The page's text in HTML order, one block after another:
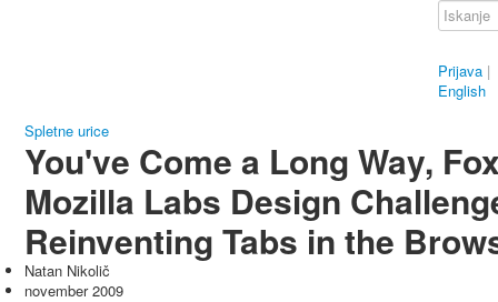
Prijava |
English
Spletne urice
You've Come a Long Way,
Mozilla Labs Design
Reinventing Tabs in the
Natan Nikolič
november 2009